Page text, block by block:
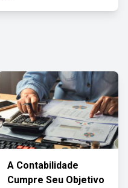
A Contabilidade
Cumpre Seu Objetivo